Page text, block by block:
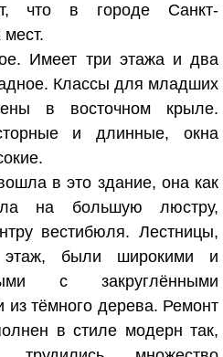
что в городе Санкт-
мест.
Имеет три этажа и два
Классы для младших
в восточном крыле.
и длинные, окна
в это здание, она как
на большую люстру,
вестибюля. Лестницы,
были широкими и
с закруглёнными
тёмного дерева. Ремонт
в стиле модерн так,